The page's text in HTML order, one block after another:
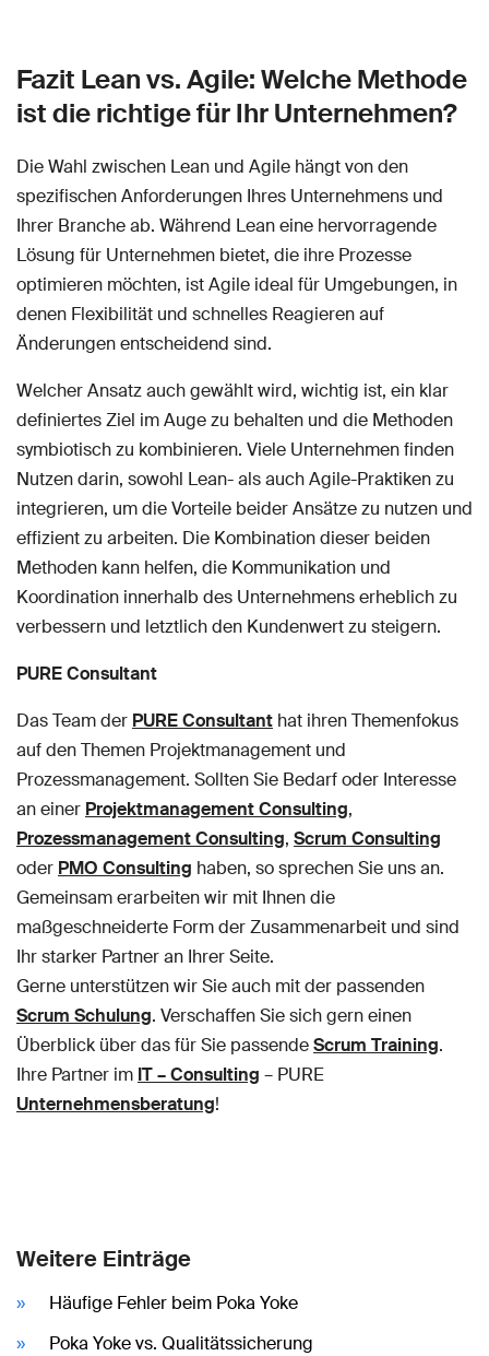
Fazit Lean vs. Agile: Welche Methode
ist die richtige für Ihr Unternehmen?
Die Wahl zwischen Lean und Agile hängt von den
spezifischen Anforderungen Ihres Unternehmens und
Ihrer Branche ab. Während Lean eine hervorragende
Lösung für Unternehmen bietet, die ihre Prozesse
optimieren möchten, ist Agile ideal für Umgebungen, in
denen Flexibilität und schnelles Reagieren auf
Änderungen entscheidend sind.
Welcher Ansatz auch gewählt wird, wichtig ist, ein klar
definiertes Ziel im Auge zu behalten und die Methoden
symbiotisch zu kombinieren. Viele Unternehmen finden
Nutzen darin, sowohl Lean- als auch Agile-Praktiken zu
integrieren, um die Vorteile beider Ansätze zu nutzen und
effizient zu arbeiten. Die Kombination dieser beiden
Methoden kann helfen, die Kommunikation und
Koordination innerhalb des Unternehmens erheblich zu
verbessern und letztlich den Kundenwert zu steigern.
PURE Consultant
Das Team der PURE Consultant hat ihren Themenfokus
auf den Themen Projektmanagement und
Prozessmanagement. Sollten Sie Bedarf oder Interesse
an einer Projektmanagement Consulting,
Prozessmanagement Consulting, Scrum Consulting
oder PMO Consulting haben, so sprechen Sie uns an.
Gemeinsam erarbeiten wir mit Ihnen die
maßgeschneiderte Form der Zusammenarbeit und sind
Ihr starker Partner an Ihrer Seite.
Gerne unterstützen wir Sie auch mit der passenden
Scrum Schulung. Verschaffen Sie sich gern einen
Überblick über das für Sie passendeScrum Training.
Ihre Partner im IT – Consulting – PURE
Unternehmensberatung!
Weitere Einträge
Häufige Fehler beim Poka Yoke
Poka Yoke vs. Qualitätssicherung